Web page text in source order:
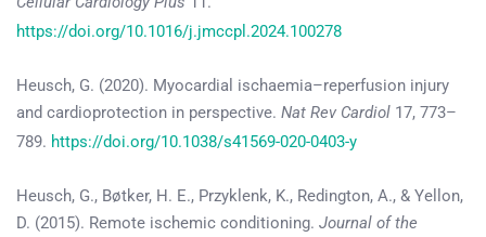
https://doi.org/10.1016/j.jmccpl.2024.100278
Heusch, G. (2020). Myocardial ischaemia–reperfusion injury
and cardioprotection in perspective. Nat Rev Cardiol 17, 773–
789. https://doi.org/10.1038/s41569-020-0403-y
Heusch, G., Bøtker, H. E., Przyklenk, K., Redington, A., & Yellon,
D. (2015). Remote ischemic conditioning. Journal of the